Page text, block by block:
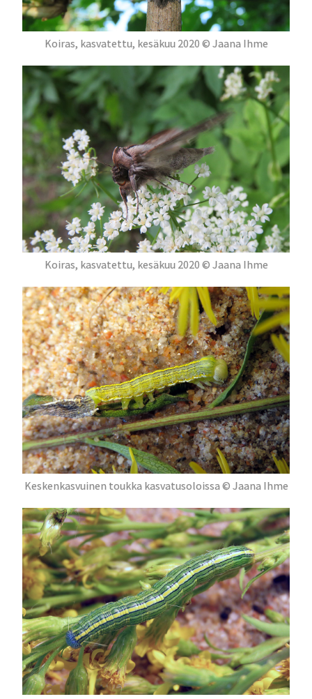
Koiras, kasvatettu, kesäkuu 2020 © Jaana Ihme
Koiras, kasvatettu, kesäkuu 2020 © Jaana Ihme
Keskenkasvuinen toukka kasvatusoloissa © Jaana Ihme